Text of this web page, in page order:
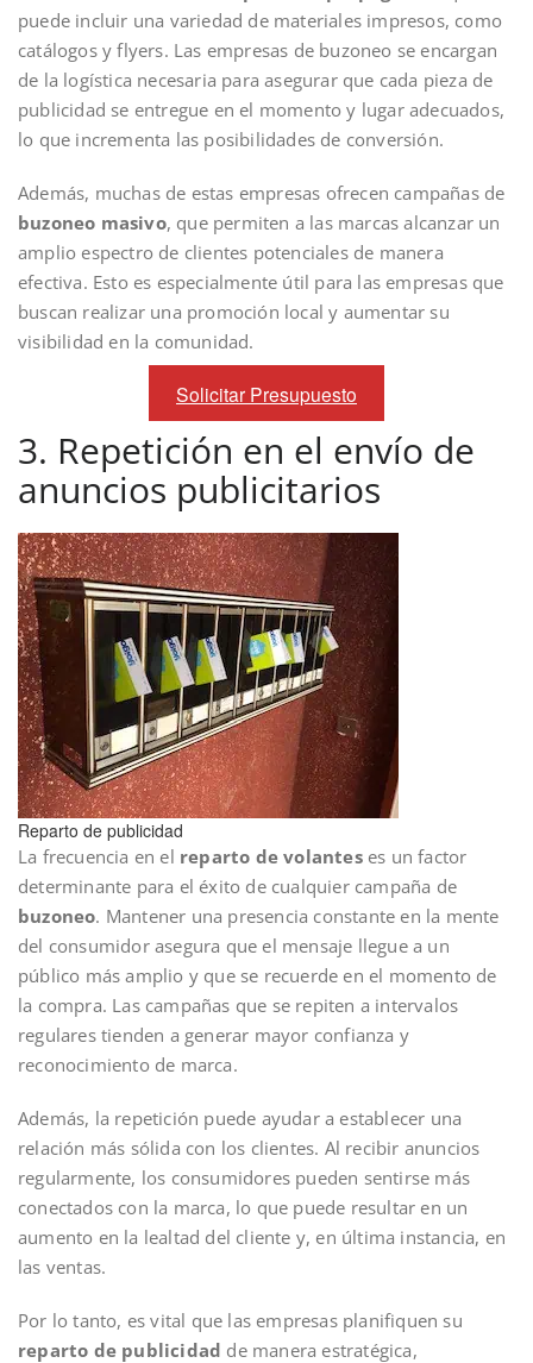
puede incluir una variedad de materiales impresos, como
catálogos y flyers. Las empresas de buzoneo se encargan
de la logística necesaria para asegurar que cada pieza de
publicidad se entregue en el momento y lugar adecuados,
lo que incrementa las posibilidades de conversión.
Además, muchas de estas empresas ofrecen campañas de
buzoneo masivo, que permiten a las marcas alcanzar un
amplio espectro de clientes potenciales de manera
efectiva. Esto es especialmente útil para las empresas que
buscan realizar una promoción local y aumentar su
visibilidad en la comunidad.
Solicitar Presupuesto
3. Repetición en el envío de
anuncios publicitarios
Reparto de publicidad
La frecuencia en el reparto de volanteses un factor
determinante para el éxito de cualquier campaña de
buzoneo. Mantener una presencia constante en la mente
del consumidor asegura que el mensaje llegue a un
público más amplio y que se recuerde en el momento de
la compra. Las campañas que se repiten a intervalos
regulares tienden a generar mayor confianza y
reconocimiento de marca.
Además, la repetición puede ayudar a establecer una
relación más sólida con los clientes. Al recibir anuncios
regularmente, los consumidores pueden sentirse más
conectados con la marca, lo que puede resultar en un
aumento en la lealtad del cliente y, en última instancia, en
las ventas.
Por lo tanto, es vital que las empresas planifiquen su
reparto de publicidad de manera estratégica,